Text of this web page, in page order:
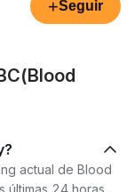
+Seguir
actual de Blood
24 horas,